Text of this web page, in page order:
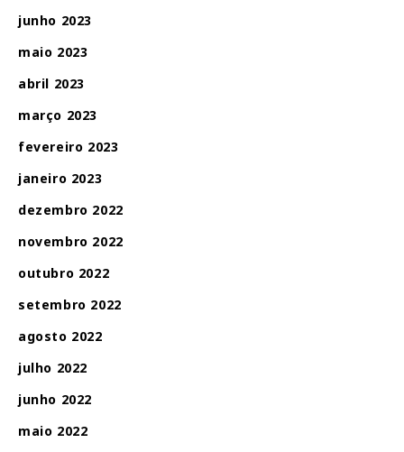
junho 2023
maio 2023
abril 2023
março 2023
fevereiro 2023
janeiro 2023
dezembro 2022
novembro 2022
outubro 2022
setembro 2022
agosto 2022
julho 2022
junho 2022
maio 2022